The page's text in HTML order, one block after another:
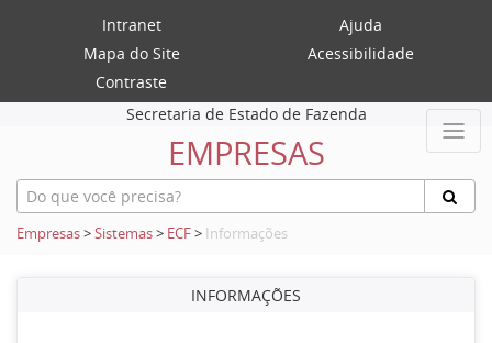
Intranet
Ajuda
Mapa do Site
Acessibilidade
Contraste
Secretaria de Estado de Fazenda
EMPRESAS
Empresas>Sistemas> ECF> Informações
INFORMAÇÕES